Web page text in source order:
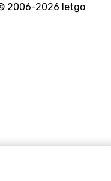
2006-2026 letgo